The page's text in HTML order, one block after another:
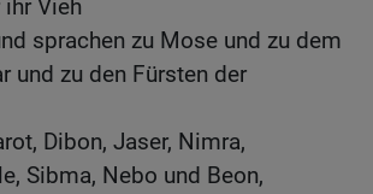
Vieh
sprachen zu Mose und zu dem
und zu den Fürsten der
Dibon, Jaser, Nimra,
Sibma, Nebo und Beon,